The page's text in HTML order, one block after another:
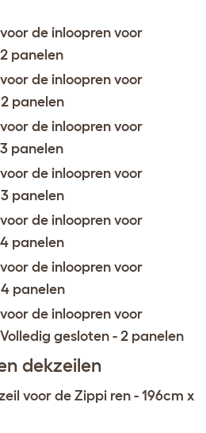
de inloopren voor
panelen
de inloopren voor
panelen
de inloopren voor
panelen
de inloopren voor
panelen
de inloopren voor
panelen
de inloopren voor
panelen
de inloopren voor
gesloten - 2 panelen
dekzeilen
voor de Zippi ren - 196cm x